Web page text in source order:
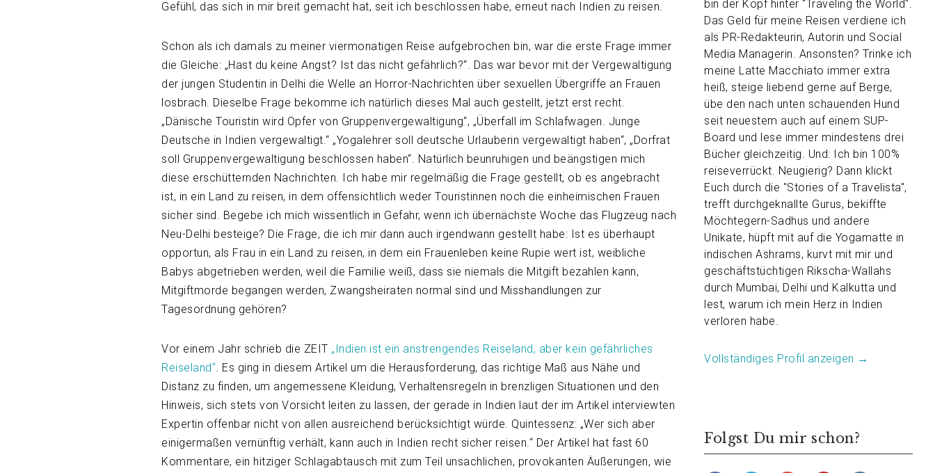
Gefühl, das sich in mir breit gemacht hat, seit ich beschlossen habe, erneut nach Indien zu reisen.
Schon als ich damals zu meiner viermonatigen Reise aufgebrochen bin, war die erste Frage immer
die Gleiche: „Hast du keine Angst? Ist das nicht gefährlich?“. Das war bevor mit der Vergewaltigung
der jungen Studentin in Delhi die Welle an Horror-Nachrichten über sexuellen Übergriffe an Frauen
losbrach. Dieselbe Frage bekomme ich natürlich dieses Mal auch gestellt, jetzt erst recht.
„Dänische Touristin wird Opfer von Gruppenvergewaltigung“, „Überfall im Schlafwagen. Junge
Deutsche in Indien vergewaltigt.“ „Yogalehrer soll deutsche Urlauberin vergewaltigt haben“, „Dorfrat
soll Gruppenvergewaltigung beschlossen haben“. Natürlich beunruhigen und beängstigen mich
diese erschütternden Nachrichten. Ich habe mir regelmäßig die Frage gestellt, ob es angebracht
ist, in ein Land zu reisen, in dem offensichtlich weder Touristinnen noch die einheimischen Frauen
sicher sind. Begebe ich mich wissentlich in Gefahr, wenn ich übernächste Woche das Flugzeug nach
Neu-Delhi besteige? Die Frage, die ich mir dann auch irgendwann gestellt habe: Ist es überhaupt
opportun, als Frau in ein Land zu reisen, in dem ein Frauenleben keine Rupie wert ist, weibliche
Babys abgetrieben werden, weil die Familie weiß, dass sie niemals die Mitgift bezahlen kann,
Mitgiftmorde begangen werden, Zwangsheiraten normal sind und Misshandlungen zur
Tagesordnung gehören?
Vor einem Jahr schrieb die ZEIT „Indien ist ein anstrengendes Reiseland, aber kein gefährliches
Reiseland“. Es ging in diesem Artikel um die Herausforderung, das richtige Maß aus Nähe und
Distanz zu finden, um angemessene Kleidung, Verhaltensregeln in brenzligen Situationen und den
Hinweis, sich stets von Vorsicht leiten zu lassen, der gerade in Indien laut der im Artikel interviewten
Expertin offenbar nicht von allen ausreichend berücksichtigt würde. Quintessenz: „Wer sich aber
einigermaßen vernünftig verhält, kann auch in Indien recht sicher reisen.“ Der Artikel hat fast 60
Kommentare, ein hitziger Schlagabtausch mit zum Teil unsachlichen, provokanten Äußerungen, wie
bin der Kopf hinter "Traveling the World".
Das Geld für meine Reisen verdiene ich
als PR-Redakteurin, Autorin und Social
Media Managerin. Ansonsten? Trinke ich
meine Latte Macchiato immer extra
heiß, steige liebend gerne auf Berge,
übe den nach unten schauenden Hund
seit neuestem auch auf einem SUP-
Board und lese immer mindestens drei
Bücher gleichzeitig. Und: Ich bin 100%
reiseverrückt. Neugierig? Dann klickt
Euch durch die "Stories of a Travelista",
trefft durchgeknallte Gurus, bekiffte
Möchtegern-Sadhus und andere
Unikate, hüpft mit auf die Yogamatte in
indischen Ashrams, kurvt mit mir und
geschäftstüchtigen Rikscha-Wallahs
durch Mumbai, Delhi und Kalkutta und
lest, warum ich mein Herz in Indien
verloren habe.
Vollständiges Profil anzeigen →
Folgst Du mir schon?